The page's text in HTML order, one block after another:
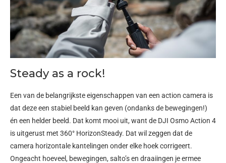
Steady as a rock!
Een van de belangrijkste eigenschappen van een action camera is
dat deze een stabiel beeld kan geven (ondanks de bewegingen!)
én een helder beeld. Dat komt mooi uit, want de DJI Osmo Action 4
is uitgerust met 360° HorizonSteady. Dat wil zeggen dat de
camera horizontale kantelingen onder elke hoek corrigeert.
Ongeacht hoeveel, bewegingen, salto’s en draaiingen je ermee